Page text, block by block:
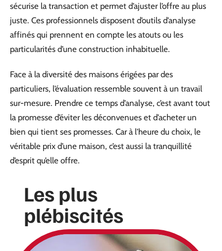
sécurise la transaction et permet d’ajuster l’offre au plus
juste. Ces professionnels disposent d’outils d’analyse
affinés qui prennent en compte les atouts ou les
particularités d’une construction inhabituelle.
Face à la diversité des maisons érigées par des
particuliers, l’évaluation ressemble souvent à un travail
sur-mesure. Prendre ce temps d’analyse, c’est avant tout
la promesse d’éviter les déconvenues et d’acheter un
bien qui tient ses promesses. Car à l’heure du choix, le
véritable prix d’une maison, c’est aussi la tranquillité
d’esprit qu’elle offre.
Les plus
plébiscités